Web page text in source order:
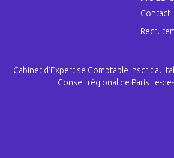
Contact
Cabinet d’Expertise Comptable inscrit au
Conseil régional de Paris Ile-